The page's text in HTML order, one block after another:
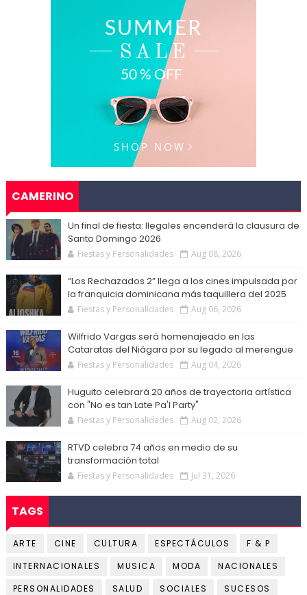
CAMERINO
Un final de fiesta: Ilegales encenderá la clausura de
Santo Domingo 2026
Fiestas y Personalidades Aug 08, 2026
“Los Rechazados 2” llega a los cines impulsada por
la franquicia dominicana más taquillera del 2025
Fiestas y Personalidades Aug 06, 2026
Wilfrido Vargas será homenajeado en las
Cataratas del Niágara por su legado al merengue
Fiestas y Personalidades Aug 04, 2026
Huguito celebrará 20 años de trayectoria artística
con "No es tan Late Pa'l Party"
Fiestas y Personalidades Aug 02, 2026
RTVD celebra 74 años en medio de su
transformación total
Fiestas y Personalidades Jul 31, 2026
TAGS
ARTE CINE CULTURA ESPECTÁCULOS
F & P
INTERNACIONALES
MUSICA MODA
NACIONALES
PERSONALIDADES
SALUD SOCIALES
SUCESOS